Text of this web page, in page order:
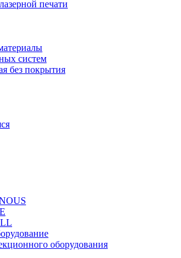
печати
систем
без покрытия
оборудования